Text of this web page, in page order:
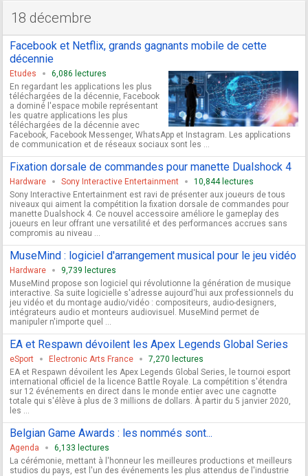
18 décembre
Facebook et Netflix, grands gagnants mobile de cette
décennie
Etudes
6,086 lectures
En regardant les applications les plus
téléchargées de la décennie, Facebook
a dominé l'espace mobile représentant
les quatre applications les plus
téléchargées de la décennie avec
Facebook, Facebook Messenger, WhatsApp et Instagram. Les applications
de communication et de réseaux sociaux sont les ...
Fixation dorsale de commandes pour manette Dualshock 4
Hardware Sony Interactive Entertainment
10,844 lectures
Sony Interactive Entertainment est ravi de présenter aux joueurs de tous
niveaux qui aiment la compétition la fixation dorsale de commandes pour
manette Dualshock 4. Ce nouvel accessoire améliore le gameplay des
joueurs en leur offrant une versatilité et des performances accrues sans
compromis au niveau ...
MuseMind : logiciel d'arrangement musical pour le jeu vidéo
Hardware
9,739 lectures
MuseMind propose son logiciel qui révolutionne la génération de musique
interactive. Sa suite logicielle s'adresse aujourd'hui aux professionnels du
jeu vidéo et du montage audio/vidéo : compositeurs, audio-designers,
intégrateurs audio et monteurs audiovisuel. MuseMind permet de
manipuler n'importe quel ...
EA et Respawn dévoilent les Apex Legends Global Series
eSport Electronic Arts France
7,270 lectures
EA et Respawn dévoilent les Apex Legends Global Series, le tournoi esport
international officiel de la licence Battle Royale. La compétition s'étendra
sur 12 événements en direct dans le monde entier avec une cagnotte
totale qui s'élève à plus de 3 millions de dollars. À partir du 5 janvier 2020,
les ...
Belgian Game Awards : les nommés sont...
Agenda
6,133 lectures
La cérémonie, mettant à l'honneur les meilleures productions et meilleurs
studios du pays, est l'un des événements les plus attendus de l'industrie